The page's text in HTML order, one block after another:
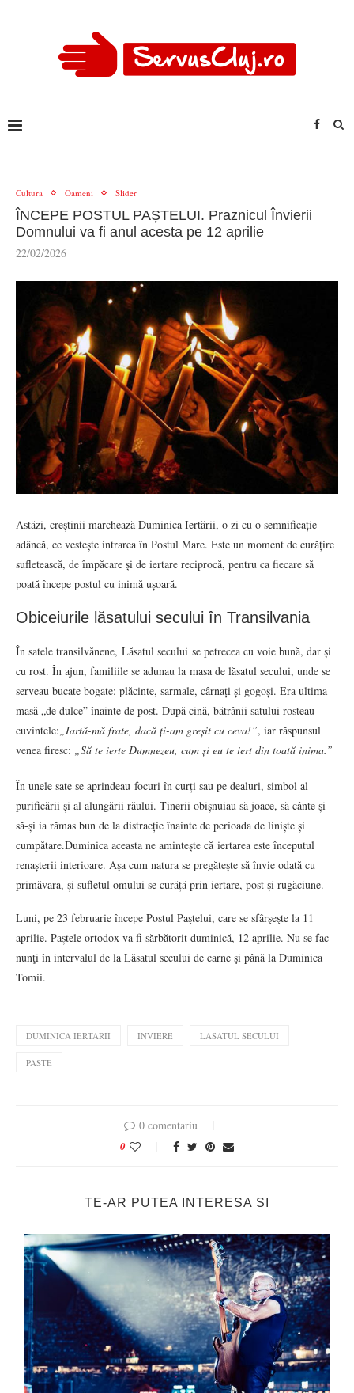
Cultura Oameni Slider
ÎNCEPE POSTUL PAȘTELUI. Praznicul Învierii
Domnului va fi anul acesta pe 12 aprilie
22/02/2026
Astăzi, creștinii marchează Duminica Iertării, o zi cu o semnificație
adâncă, ce vestește intrarea în Postul Mare. Este un moment de curățire
sufletească, de împăcare și de iertare reciprocă, pentru ca fiecare să
poată începe postul cu inimă ușoară.
Obiceiurile lăsatului secului în Transilvania
În satele transilvănene, Lăsatul secului se petrecea cu voie bună, dar și
cu rost. În ajun, familiile se adunau la masa de lăsatul secului, unde se
serveau bucate bogate: plăcinte, sarmale, cârnați și gogoși. Era ultima
masă „de dulce” înainte de post. După cină, bătrânii satului rosteau
cuvintele:„Iartă-mă frate, dacă ți-am greșit cu ceva!”, iar răspunsul
venea firesc: „Să te ierte Dumnezeu, cum și eu te iert din toată inima.”
În unele sate se aprindeau focuri în curți sau pe dealuri, simbol al
purificării și al alungării răului. Tinerii obișnuiau să joace, să cânte și
să-și ia rămas bun de la distracție înainte de perioada de liniște și
cumpătare.Duminica aceasta ne amintește că iertarea este începutul
renașterii interioare. Așa cum natura se pregătește să învie odată cu
primăvara, și sufletul omului se curăță prin iertare, post și rugăciune.
Luni, pe 23 februarie începe Postul Paştelui, care se sfârşeşte la 11
aprilie. Paștele ortodox va fi sărbătorit duminică, 12 aprilie. Nu se fac
nunţi în intervalul de la Lăsatul secului de carne şi până la Duminica
Tomii.
DUMINICA IERTARII INVIERE LASATUL SECULUI
PASTE
0 comentariu
0
TE-AR PUTEA INTERESA SI